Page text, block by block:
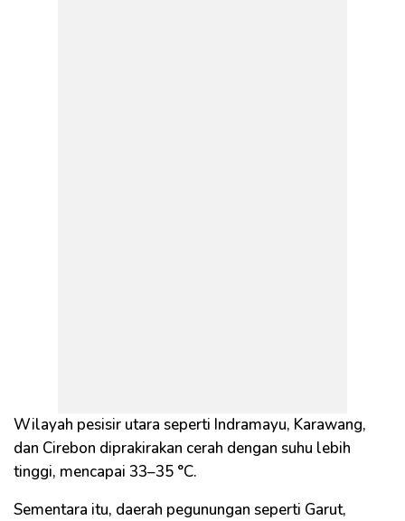
Wilayah pesisir utara seperti Indramayu, Karawang,
dan Cirebon diprakirakan cerah dengan suhu lebih
tinggi, mencapai 33–35 °C.
Sementara itu, daerah pegunungan seperti Garut,